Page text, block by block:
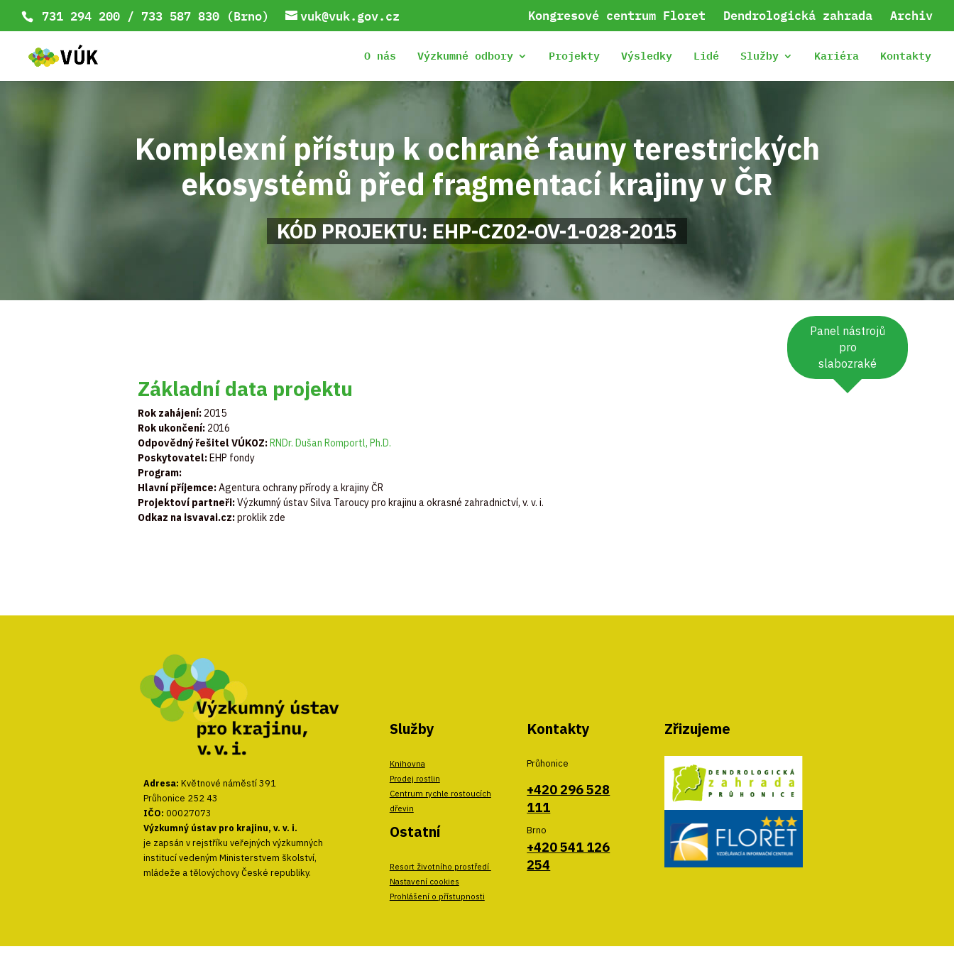
Panel nástrojů
pro
slabozraké
731 294 200 / 733 587 830 (Brno) vuk@vuk.gov.cz Kongresové centrum Floret Dendrologická zahrada Archiv
O nás Výzkumné odbory Projekty Výsledky Lidé Služby Kariéra Kontakty
Komplexní přístup k ochraně fauny terestrických
ekosystémů před fragmentací krajiny v ČR
KÓD PROJEKTU: EHP-CZ02-OV-1-028-2015
Základní data projektu
Rok zahájení: 2015
Rok ukončení: 2016
Odpovědný řešitel VÚKOZ: RNDr. Dušan Romportl, Ph.D.
Poskytovatel: EHP fondy
Program:
Hlavní příjemce:Agentura ochrany přírody a krajiny ČR
Projektoví partneři:Výzkumný ústav Silva Taroucy pro krajinu a okrasné zahradnictví, v. v. i.
Odkaz na isvavai.cz:proklik zde
Adresa: Květnové náměstí 391
Průhonice 252 43
IČO: 00027073
Výzkumný ústav pro krajinu, v. v. i.
je zapsán v rejstříku veřejných výzkumných
institucí vedeným Ministerstvem školství,
mládeže a tělovýchovy České republiky.
Služby
Knihovna
Prodej rostlin
Centrum rychle rostoucích
dřevin
Ostatní
Resort životního prostředí
Nastavení cookies
Prohlášení o přístupnosti
Kontakty
Průhonice
+420 296 528
111
Brno
+420 541 126
254
Zřizujeme